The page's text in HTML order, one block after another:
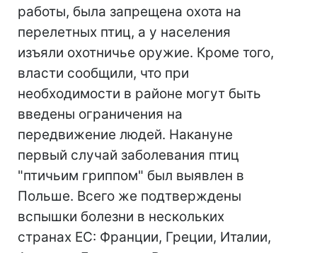
работы, была запрещена охота на
перелетных птиц, а у населения
изъяли охотничье оружие. Кроме того,
власти сообщили, что при
необходимости в районе могут быть
введены ограничения на
передвижение людей. Накануне
первый случай заболевания птиц
"птичьим гриппом" был выявлен в
Польше. Всего же подтверждены
вспышки болезни в нескольких
странах ЕС: Франции, Греции, Италии,